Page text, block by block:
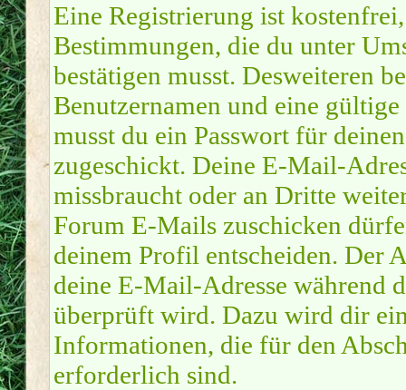
Eine Registrierung ist
Bestimmungen, die du unter
bestätigen musst. Desweiteren
Benutzernamen und eine
musst du ein Passwort für
zugeschickt. Deine E-Mail-
missbraucht oder an Dritte
Forum E-Mails zuschicken
deinem Profil entscheiden. Der
deine E-Mail-Adresse während
überprüft wird. Dazu wird dir
Informationen, die für den
erforderlich sind.